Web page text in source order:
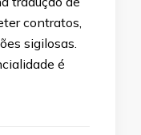
contratos,
sigilosas.
é